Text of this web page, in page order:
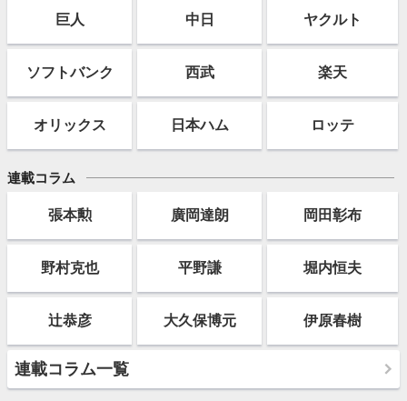
巨人 中日 ヤクルト
ソフトバンク 西武 楽天
オリックス 日本ハム ロッテ
連載コラム
張本勲 廣岡達朗 岡田彰布
野村克也 平野謙 堀内恒夫
辻恭彦 大久保博元 伊原春樹
連載コラム一覧